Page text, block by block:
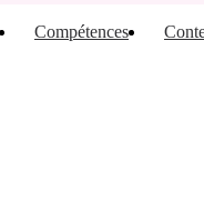
Compétences